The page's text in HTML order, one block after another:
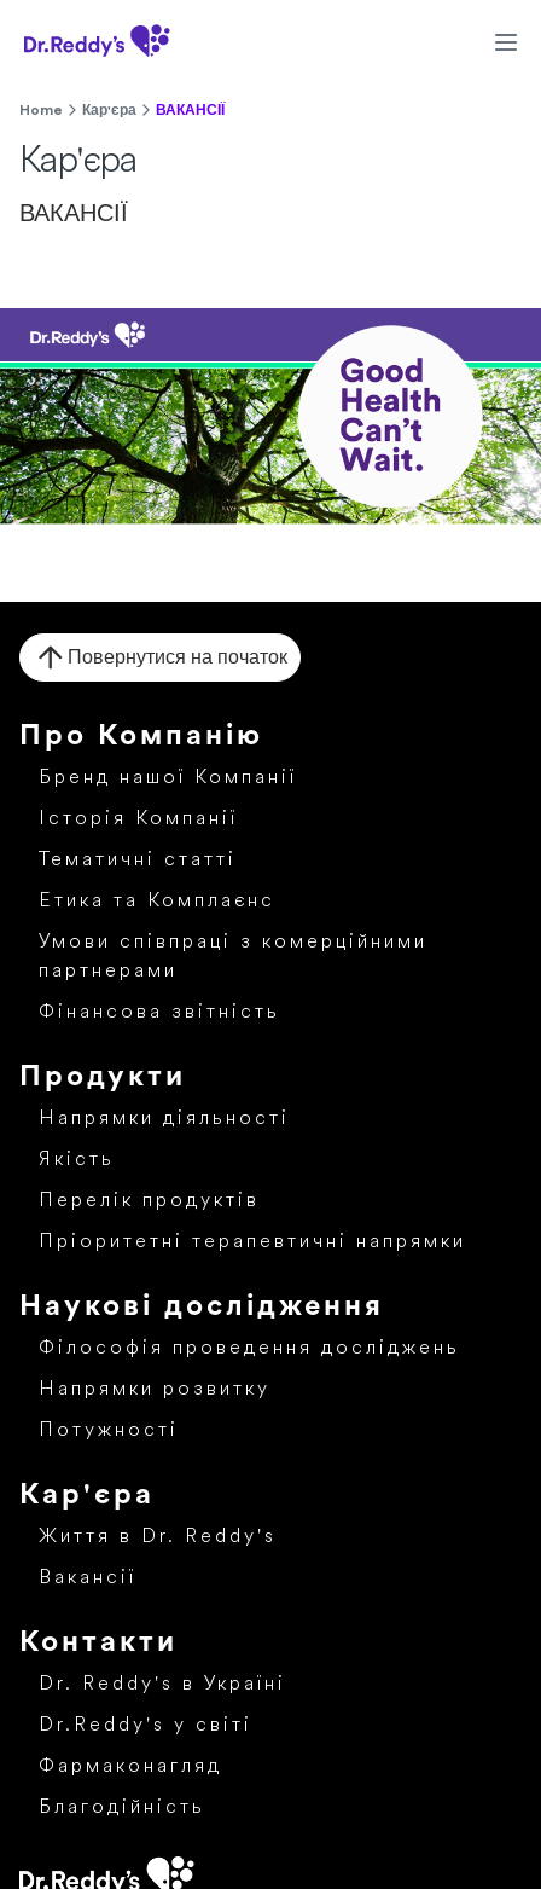
Home Кар'єра ВАКАНСІЇ
Кар'єра
ВАКАНСІЇ
Про Компанію
Бренд нашої Компанії
Історія Компанії
Тематичні статті
Етика та Комплаєнс
Умови співпраці з комерційними
партнерами
Фінансова звітність
Продукти
Напрямки діяльності
Якість
Перелік продуктів
Пріоритетні терапевтичні напрямки
Наукові дослідження
Філософія проведення досліджень
Напрямки розвитку
Потужності
Кар'єра
Життя в Dr. Reddy's
Вакансії
Контакти
Dr. Reddy's в Україні
Dr.Reddy's у світі
Фармаконагляд
Благодійність
Повернутися на початок